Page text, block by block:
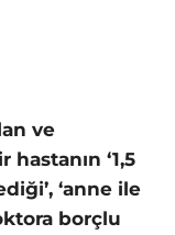
ve
‘1,5
‘anne ile
borçlu